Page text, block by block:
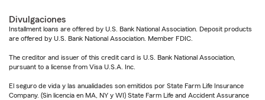
Divulgaciones
Installment loans are offered by U.S. Bank National Association. Deposit products
are offered by U.S. Bank National Association. Member FDIC.
The creditor and issuer of this credit card is U.S. Bank National Association,
pursuant to a license from Visa U.S.A. Inc.
El seguro de vida y las anualidades son emitidos por State Farm Life Insurance
Company. (Sin licencia en MA, NY y WI) State Farm Life and Accident Assurance